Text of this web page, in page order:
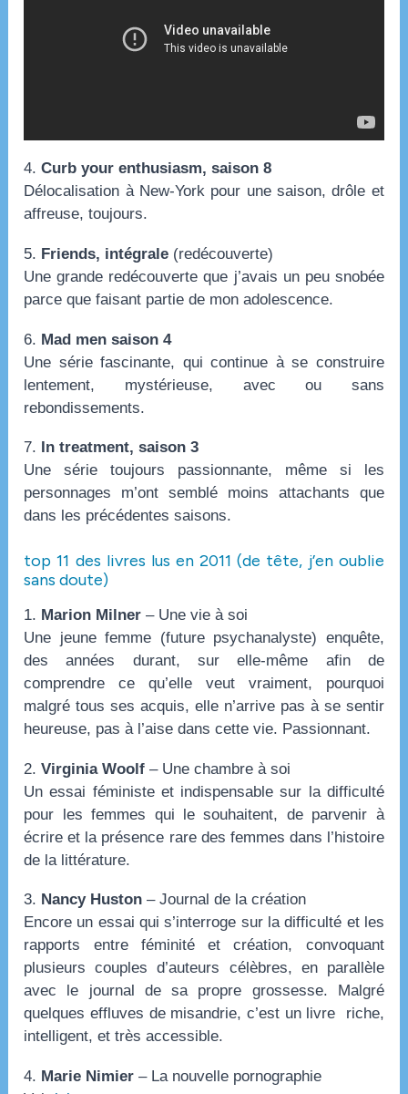
4.Curb your enthusiasm, saison 8
Délocalisation à New-York pour une saison, drôle et
affreuse, toujours.
5. Friends, intégrale (redécouverte)
Une grande redécouverte que j’avais un peu snobée
parce que faisant partie de mon adolescence.
6. Mad men saison 4
Une série fascinante, qui continue à se construire
lentement, mystérieuse, avec ou sans
rebondissements.
7. In treatment, saison 3
Une série toujours passionnante, même si les
personnages m’ont semblé moins attachants que
dans les précédentes saisons.
top 11 des livres lus en 2011 (de tête, j’en oublie
sans doute)
1. Marion Milner – Une vie à soi
Une jeune femme (future psychanalyste) enquête,
des années durant, sur elle-même afin de
comprendre ce qu’elle veut vraiment, pourquoi
malgré tous ses acquis, elle n’arrive pas à se sentir
heureuse, pas à l’aise dans cette vie. Passionnant.
2. Virginia Woolf – Une chambre à soi
Un essai féministe et indispensable sur la difficulté
pour les femmes qui le souhaitent, de parvenir à
écrire et la présence rare des femmes dans l’histoire
de la littérature.
3. Nancy Huston – Journal de la création
Encore un essai qui s’interroge sur la difficulté et les
rapports entre féminité et création, convoquant
plusieurs couples d’auteurs célèbres, en parallèle
avec le journal de sa propre grossesse. Malgré
quelques effluves de misandrie, c’est un livre riche,
intelligent, et très accessible.
4. Marie Nimier – La nouvelle pornographie